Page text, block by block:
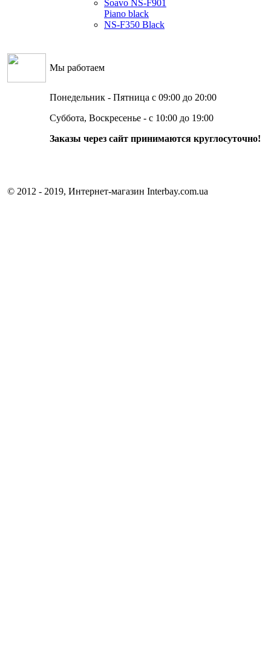
Soavo NS-F901
Piano black
NS-F350 Black
Мы работаем
Понедельник - Пятница с 09:00 до 20:00
Суббота, Воскресенье - с 10:00 до 19:00
Заказы через сайт принимаются круглосуточно!
© 2012 - 2019, Интернет-магазин Interbay.com.ua